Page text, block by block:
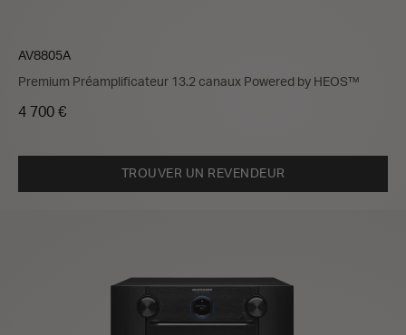
AV8805A
Premium Préamplificateur 13.2 canaux Powered by HEOS™
4 700 €
TROUVER UN REVENDEUR